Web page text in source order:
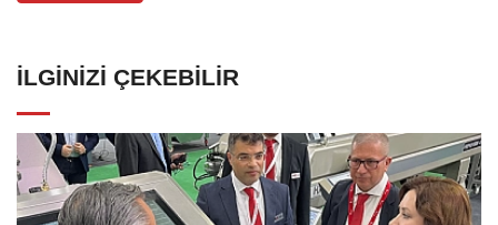
İLGINIZI ÇEKEBILIR